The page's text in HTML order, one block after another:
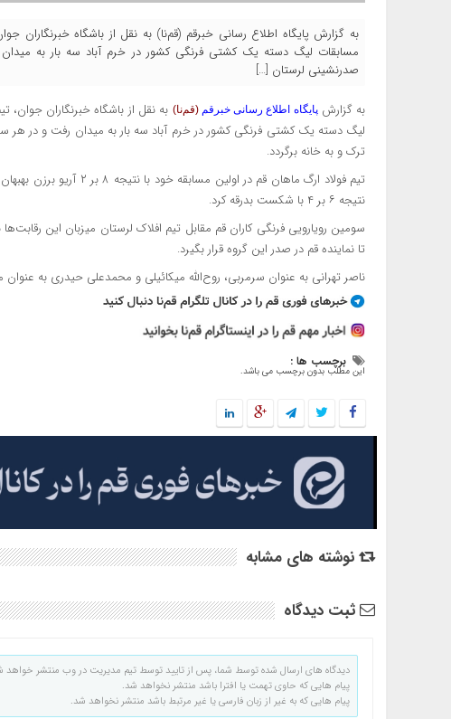
مسابقات لیگ دسته یک کشتی فرنگی کشور در خرم آباد سه بار به
صدرنشینی لرستان […]
به گزارشپایگاه اطلاع رسانی خبرقم (قم‌نا)
لیگ دسته یک کشتی فرنگی کشور در خرم آباد سه بار به میدان رفت و در هر
ترک و به خانه برگردد.
تیم فولاد ارگ ماهان قم در
نتیجه ۶ بر ۴ با شکست بدرقه کرد.
تا نماینده قم در صدر این گروه قرار بگیرد.
ناصر تهرانی به عنوان سرمربی، روح‌الله میکائیلی و محمدعلی حیدری به عنوان
برچسب ها :
این مطلب بدون برچسب می باشد.
نوشته های مشابه
ثبت دیدگاه
دیدگاه های ارسال شده توسط شما، پس از تایید توسط تیم مدیریت در وب منتشر خواهد
پیام هایی که حاوی تهمت یا افترا باشد منتشر نخواهد شد.
پیام هایی که به غیر از زبان فارسی یا غیر مرتبط باشد منتشر نخواهد شد.